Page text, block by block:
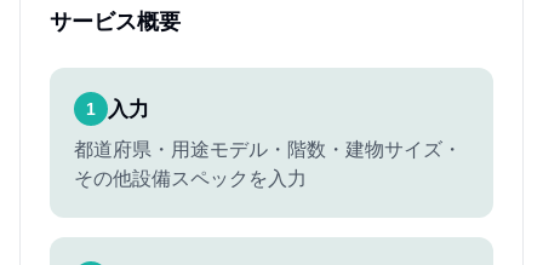
サービス概要
1 入力
都道府県・用途モデル・階数・建物サイズ・
その他設備スペックを入力